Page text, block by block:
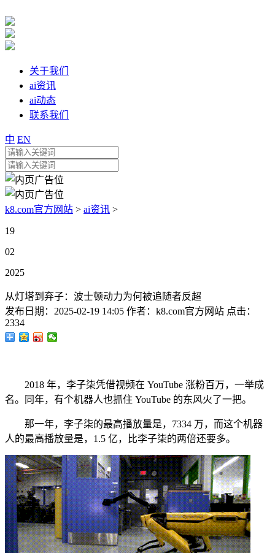
关于我们
ai资讯
ai动态
联系我们
中 EN
k8.com官方网站 > ai资讯 >
19
02
2025
从灯塔到弃子：波士顿动力为何被追随者反超
发布日期： 2025-02-19 14:05 作者： k8.com官方网站 点击：
2334
2018 年，李子柒凭借视频在 YouTube 涨粉百万，一举成
名。同年，有个机器人也抓住 YouTube 的东风火了一把。
那一年，李子柒的最高播放量是，7334 万，而这个机器
人的最高播放量是，1.5 亿，比李子柒的两倍还要多。